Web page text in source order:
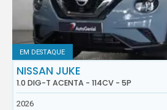
EM DESTAQUE
NISSAN JUKE
1.0 DIG-T ACENTA - 114CV - 5P
2026